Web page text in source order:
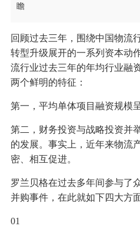
瞻
回顾过去三年，围绕中国物流
转型升级展开的一系列资本动
流行业过去三年的年均行业融
两个鲜明的特征：
第一，平均单体项目融资规模
第二，财务投资与战略投资并
的发展。事实上，近年来物流
密、相互促进。
罗兰贝格在过去多年间参与了
并购事件，在此就如下四大方
01